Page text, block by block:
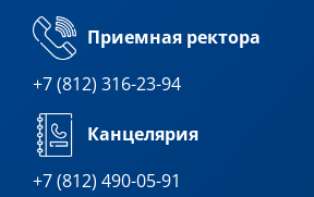
Приемная ректора
+7 (812) 316-23-94
Канцелярия
+7 (812) 490-05-91